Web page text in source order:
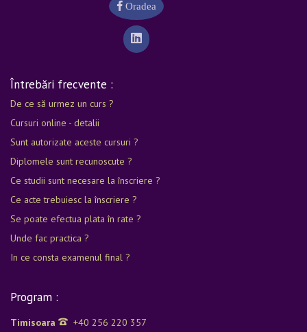
Oradea
Întrebări frecvente :
De ce să urmez un curs ?
Cursuri online - detalii
Sunt autorizate aceste cursuri ?
Diplomele sunt recunoscute ?
Ce studii sunt necesare la înscriere ?
Ce acte trebuiesc la înscriere ?
Se poate efectua plata în rate ?
Unde fac practica ?
In ce consta examenul final ?
Program :
Timisoara
+40 256 220 357